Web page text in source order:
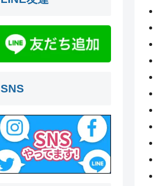
SNS